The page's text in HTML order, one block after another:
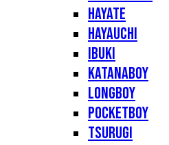
Hayate
Hayauchi
Ibuki
Katanaboy
Longboy
Pocketboy
Tsurugi